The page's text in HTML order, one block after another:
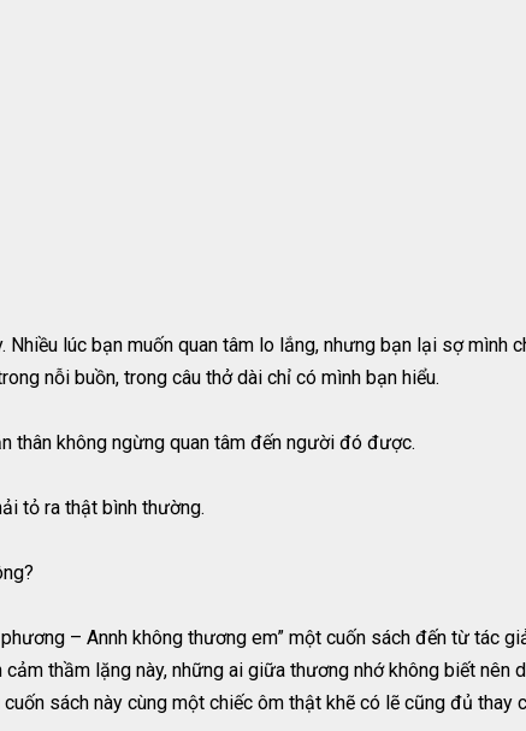
Nhiều lúc bạn muốn quan tâm lo lắng, nhưng bạn lại sợ mình
nỗi buồn, trong câu thở dài chỉ có mình bạn hiểu.
thân không ngừng quan tâm đến người đó được.
tỏ ra thật bình thường.
– Annh không thương em” một cuốn sách đến từ tác
thầm lặng này, những ai giữa thương nhớ không biết nên
sách này cùng một chiếc ôm thật khẽ có lẽ cũng đủ thay